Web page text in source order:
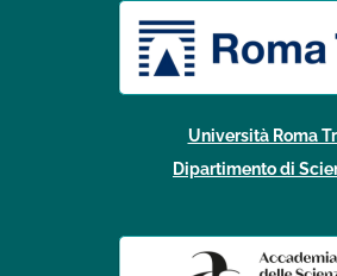
Università Roma
Dipartimento di